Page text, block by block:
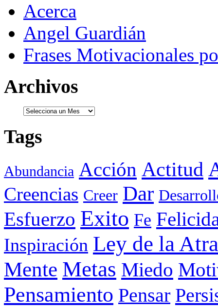
Acerca
Angel Guardián
Frases Motivacionales
Archivos
Tags
Abundancia Acción Actitud
Creencias Creer Dar
Esfuerzo Exito Fe
Inspiración Ley de la
Mente Metas Miedo
Pensamiento Pensar